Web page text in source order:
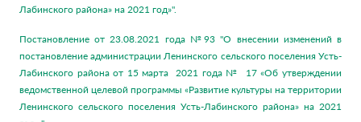
Лабинского района» на 2021 год»".
Постановление от 23.08.2021 года №93 "О внесении изменений в
постановление администрации Ленинского сельского поселения Усть-
Лабинского района от 15 марта 2021 года № 17 «Об утверждении
ведомственной целевой программы «Развитие культуры на территории
Ленинского сельского поселения Усть-Лабинского района» на 2021